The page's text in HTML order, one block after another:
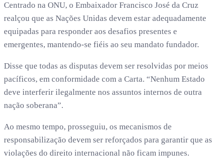
Centrado na ONU, o Embaixador Francisco José da Cruz
realçou que as Nações Unidas devem estar adequadamente
equipadas para responder aos desafios presentes e
emergentes, mantendo-se fiéis ao seu mandato fundador.
Disse que todas as disputas devem ser resolvidas por meios
pacíficos, em conformidade com a Carta. “Nenhum Estado
deve interferir ilegalmente nos assuntos internos de outra
nação soberana”.
Ao mesmo tempo, prosseguiu, os mecanismos de
responsabilização devem ser reforçados para garantir que as
violações do direito internacional não ficam impunes.